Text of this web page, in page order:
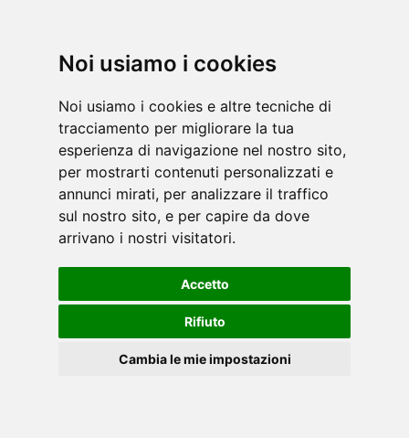
Noi usiamo i cookies
Noi usiamo i cookies e altre tecniche di
tracciamento per migliorare la tua
esperienza di navigazione nel nostro sito,
per mostrarti contenuti personalizzati e
annunci mirati, per analizzare il traffico
sul nostro sito, e per capire da dove
arrivano i nostri visitatori.
Accetto
Rifiuto
Cambia le mie impostazioni
Inspire, storico brand americano leader nella
isotoniche, e non solo, caratterizzate da
un’altissima qualità ed accuratezza costruttiva,
nonc [...]
leggi
Con l'invenzione delle macchine per l'allenamento
masse. Concentrandosi sulla biomeccanica che